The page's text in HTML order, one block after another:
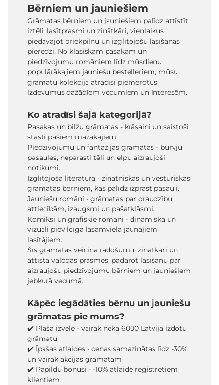
Bērniem un jauniešiem
Grāmatas bērniem un jauniešiem palīdz attīstīt
iztēli, lasītprasmi un zinātkāri, vienlaikus
piedāvājot priekpilnu un izglītojošu lasīšanas
pieredzi. No klasiskām pasakām un
piedzīvojumu romāniem līdz mūsdienu
populārākajiem jauniešu bestelleriem, mūsu
grāmatu kolekcijā atradīsi piemērotus
izdevumus dažādiem vecumiem un interesēm.
Ko atradīsi šajā kategorijā?
Pasakas un bilžu grāmatas - krāsaini un saistoši
stāsti pašiem mazākajiem.
Piedzīvojumu un fantāzijas grāmatas - burvju
pasaules, neparasti tēli un elpu aizraujoši
notikumi.
Izglītojošā literatūra - zinātniskās un vēsturiskās
grāmatas bērniem, kas palīdz izprast pasauli.
Jauniešu romāni - grāmatas par draudzību,
attiecībām, izaugsmi un pašatklāsmi.
Komiksi un grafiskie romāni - dinamiska un
vizuāli pievilcīga lasāmviela jaunajiem
lasītājiem.
Šīs grāmatas veicina radošumu, zinātkāri un
attīsta valodas prasmes, padarot lasīšanu par
aizraujošu piedzīvojumu bērniem un jauniešiem
jebkurā vecumā.
Kāpēc iegādāties bērnu un jauniešu
grāmatas pie mums?
✔️ Plaša izvēle - vairāk nekā 6000 Latvijā izdotu
grāmatu
✔️ Īpašas atlaides - cenas samazinātas līdz -30%
un vairāk akcijas grāmatām
✔️ Papildu bonusi - -10% atlaide reģistrētiem
klientiem